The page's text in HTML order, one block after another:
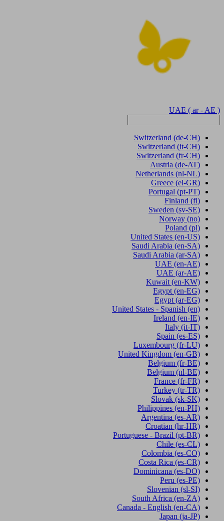
UAE ( ar - AE )
Switzerland (de-CH)
Switzerland (it-CH)
Switzerland (fr-CH)
Austria (de-AT)
Netherlands (nl-NL)
Greece (el-GR)
Portugal (pt-PT)
Finland (fi)
Sweden (sv-SE)
Norway (no)
Poland (pl)
United States (en-US)
Saudi Arabia (en-SA)
Saudi Arabia (ar-SA)
UAE (en-AE)
UAE (ar-AE)
Kuwait (en-KW)
Egypt (en-EG)
Egypt (ar-EG)
United States - Spanish (en)
Ireland (en-IE)
Italy (it-IT)
Spain (es-ES)
Luxembourg (fr-LU)
United Kingdom (en-GB)
Belgium (fr-BE)
Belgium (nl-BE)
France (fr-FR)
Turkey (tr-TR)
Slovak (sk-SK)
Philippines (en-PH)
Argentina (es-AR)
Croatian (hr-HR)
Portuguese - Brazil (pt-BR)
Chile (es-CL)
Colombia (es-CO)
Costa Rica (es-CR)
Dominicana (es-DO)
Peru (es-PE)
Slovenian (sl-SI)
South Africa (en-ZA)
Canada - English (en-CA)
Japan (ja-JP)